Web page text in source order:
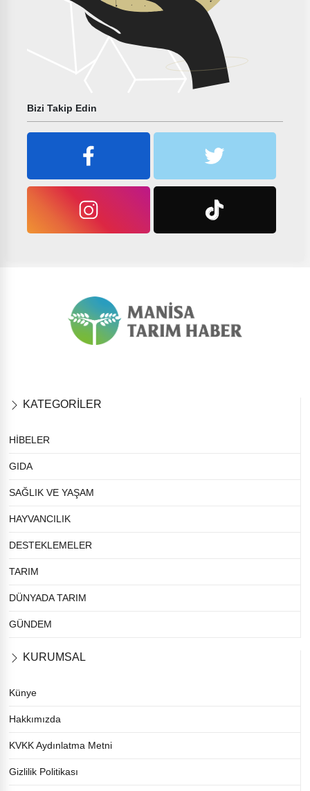
Bizi Takip Edin
KATEGORİLER
HİBELER
GIDA
SAĞLIK VE YAŞAM
HAYVANCILIK
DESTEKLEMELER
TARIM
DÜNYADA TARIM
GÜNDEM
KURUMSAL
Künye
Hakkımızda
KVKK Aydınlatma Metni
Gizlilik Politikası